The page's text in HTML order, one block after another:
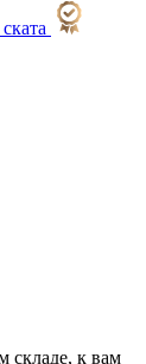
складе, к вам